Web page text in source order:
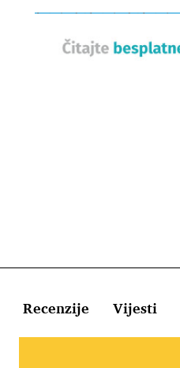
Recenzije Vijesti